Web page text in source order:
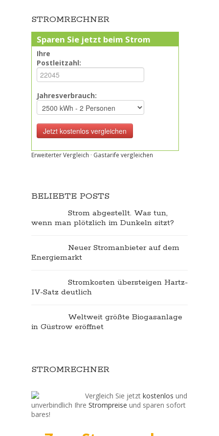
STROMRECHNER
Sparen Sie jetzt beim Strom
Ihre
Postleitzahl:
Jahresverbrauch:
Erweiterter Vergleich · Gastarife vergleichen
BELIEBTE POSTS
Strom abgestellt. Was tun,
wenn man plötzlich im Dunkeln sitzt?
Neuer Stromanbieter auf dem
Energiemarkt
Stromkosten übersteigen Hartz-
IV-Satz deutlich
Weltweit größte Biogasanlage
in Güstrow eröffnet
STROMRECHNER
Vergleich Sie jetzt kostenlos und
unverbindlich Ihre Strompreise und sparen sofort
bares!